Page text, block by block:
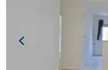
agendar visita, entre